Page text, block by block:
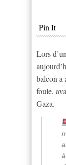
Pin It
Lors
balcon a
foule,
Gaza.